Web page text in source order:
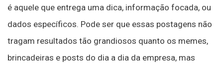
é aquele que entrega uma dica, informação focada, ou
dados específicos. Pode ser que essas postagens não
tragam resultados tão grandiosos quanto os memes,
brincadeiras e posts do dia a dia da empresa, mas